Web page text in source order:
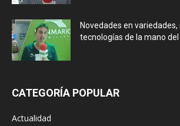
Novedades en variedades,
tecnologías de la mano del
CATEGORÍA POPULAR
Actualidad